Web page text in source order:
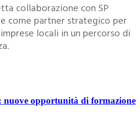
collaborazione con SP
come partner strategico per
locali in un percorso di
opportunità di formazione